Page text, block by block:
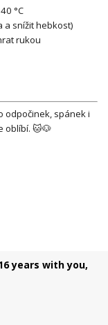
°C
a snížit hebkost)
rukou
odpočinek, spánek i
oblíbí. 🐱🐶
years with you,